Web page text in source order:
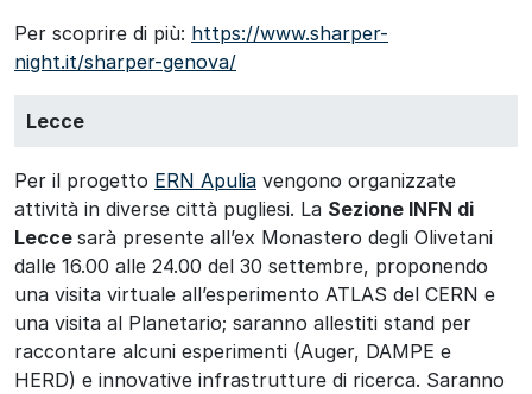
Per scoprire di più: https://www.sharper-
night.it/sharper-genova/
Lecce
Per il progetto ERN Apulia vengono organizzate
attività in diverse città pugliesi. La Sezione INFN di
Lecce sarà presente all’ex Monastero degli Olivetani
dalle 16.00 alle 24.00 del 30 settembre, proponendo
una visita virtuale all’esperimento ATLAS del CERN e
una visita al Planetario; saranno allestiti stand per
raccontare alcuni esperimenti (Auger, DAMPE e
HERD) e innovative infrastrutture di ricerca. Saranno